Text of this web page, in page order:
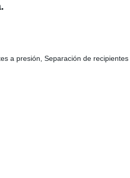
a presión, Separación de